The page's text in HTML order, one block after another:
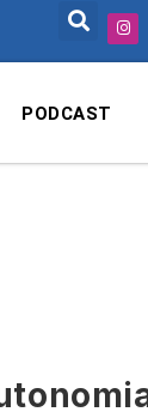
PODCAST